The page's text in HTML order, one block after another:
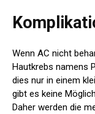
Wenn AC nicht
Hautkrebs namens
dies nur in einem
gibt es keine
Daher werden die